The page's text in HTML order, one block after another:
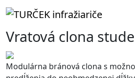
Vratová clona
Modulárna bránová clona s